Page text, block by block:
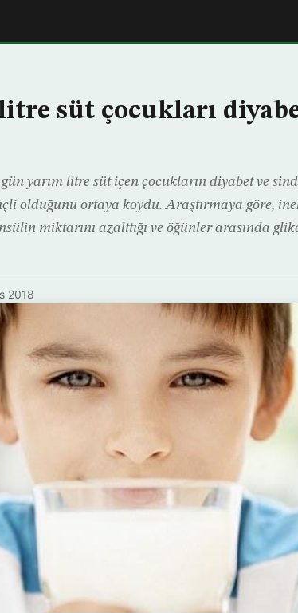
süt çocukları
yarım litre süt içen çocukların diyabet ve
olduğunu ortaya koydu. Araştırmaya göre,
miktarını azalttığı ve öğünler arasında
2018